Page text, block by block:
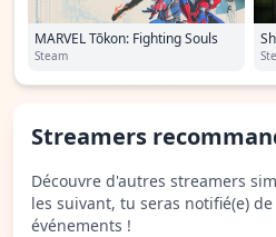
MARVEL Tōkon: Fighting Souls
Steam
Streamers
Découvre d'autres streamers
les suivant, tu seras notifié(e)
événements !